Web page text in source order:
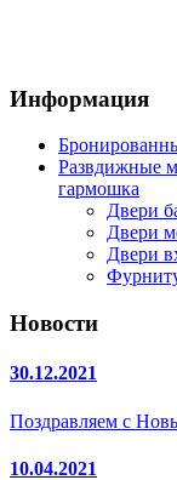
Информация
Развдижные
гармошка
Двери
Двери
Двери
Новости
30.12.2021
Поздравляем с
10.04.2021